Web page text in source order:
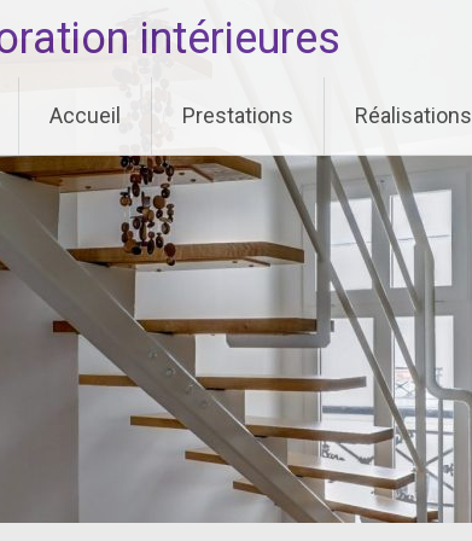
intérieures
Accueil Prestations Réalisations